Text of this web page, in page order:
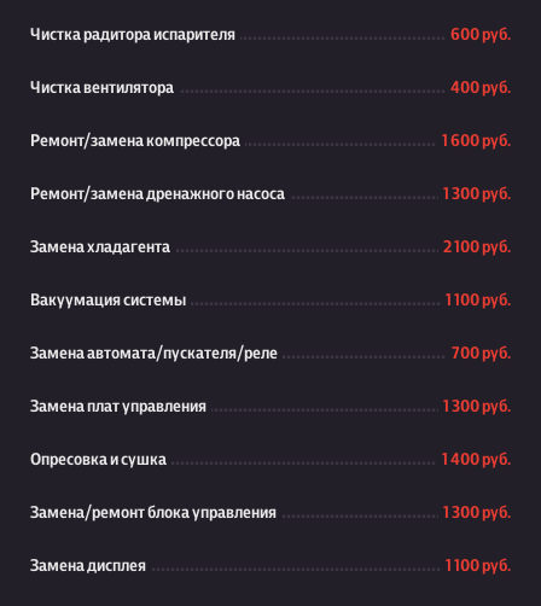
Чистка радитора испарителя 600 руб.
Чистка вентилятора 400 руб.
Ремонт/замена компрессора 1 600 руб.
Ремонт/замена дренажного насоса 1 300 руб.
Замена хладагента 2 100 руб.
Вакуумация системы 1 100 руб.
Замена автомата/пускателя/реле 700 руб.
Замена плат управления 1 300 руб.
Опресовка и сушка 1 400 руб.
Замена/ремонт блока управления 1 300 руб.
Замена дисплея 1 100 руб.